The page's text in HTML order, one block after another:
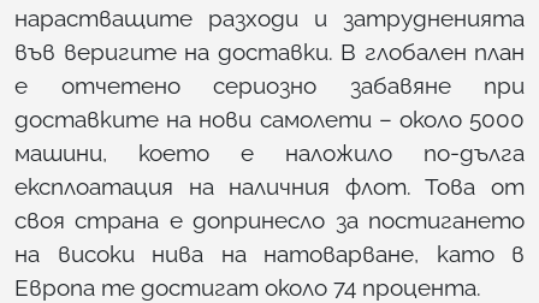
нарастващите разходи и затрудненията
във веригите на доставки. В глобален план
е отчетено сериозно забавяне при
доставките на нови самолети – около 5000
машини, което е наложило по-дълга
експлоатация на наличния флот. Това от
своя страна е допринесло за постигането
на високи нива на натоварване, като в
Европа те достигат около 74 процента.